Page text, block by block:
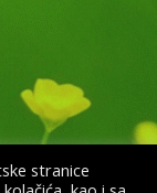
stranice